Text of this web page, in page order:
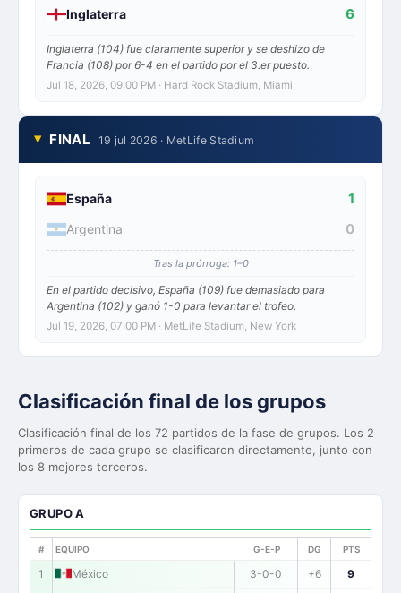
Inglaterra 6
Inglaterra (104) fue claramente superior y se deshizo de
Francia (108) por 6-4 en el partido por el 3.er puesto.
Jul 18, 2026, 09:00 PM · Hard Rock Stadium, Miami
FINAL 19 jul 2026 · MetLife Stadium
España 1
Argentina 0
Tras la prórroga: 1–0
En el partido decisivo, España (109) fue demasiado para
Argentina (102) y ganó 1-0 para levantar el trofeo.
Jul 19, 2026, 07:00 PM · MetLife Stadium, New York
Clasificación final de los grupos
Clasificación final de los 72 partidos de la fase de grupos. Los 2
primeros de cada grupo se clasificaron directamente, junto con
los 8 mejores terceros.
GRUPO A
# EQUIPO G-E-P DG PTS
1 México 3-0-0 +6 9